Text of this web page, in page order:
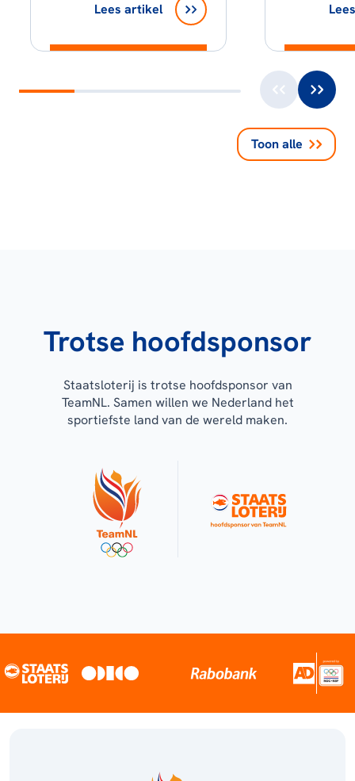
Lees artikel
Toon alle
Trotse hoofdsponsor
Staatsloterij is trotse hoofdsponsor van
TeamNL. Samen willen we Nederland het
sportiefste land van de wereld maken.